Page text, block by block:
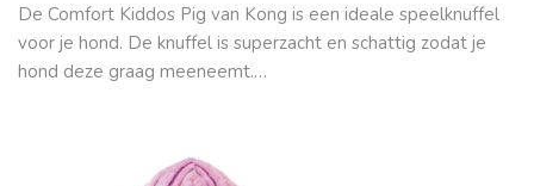
De Comfort Kiddos Pig van Kong is een ideale speelknuffel
voor je hond. De knuffel is superzacht en schattig zodat je
hond deze graag meeneemt.…